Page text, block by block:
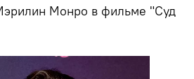
Монро в фильме "Суд